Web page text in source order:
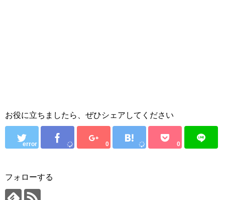
お役に立ちましたら、ぜひシェアしてください
error 0 0
フォローする